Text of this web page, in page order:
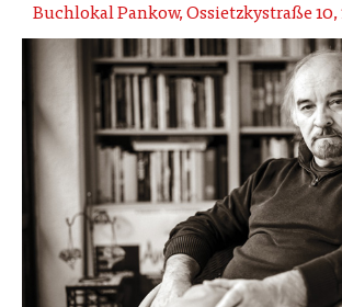
Buchlokal Pankow, Ossietzkystraße 10,